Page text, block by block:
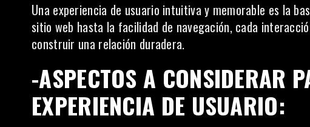
Una experiencia de usuario intuitiva y memorable es la
sitio web hasta la facilidad de navegación, cada
construir una relación duradera.
-ASPECTOS A CONSIDERAR
EXPERIENCIA DE USUARIO: